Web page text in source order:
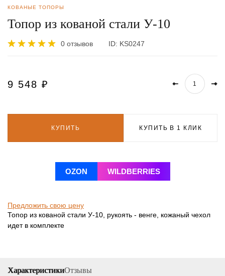
КОВАНЫЕ ТОПОРЫ
Топор из кованой стали У-10
0 отзывов ID: KS0247
9 548 ₽
КУПИТЬ КУПИТЬ В 1 КЛИК
OZON WILDBERRIES
Предложить свою цену
Топор из кованой стали У-10, рукоять - венге, кожаный чехол
идет в комплекте
ХарактеристикиОтзывы